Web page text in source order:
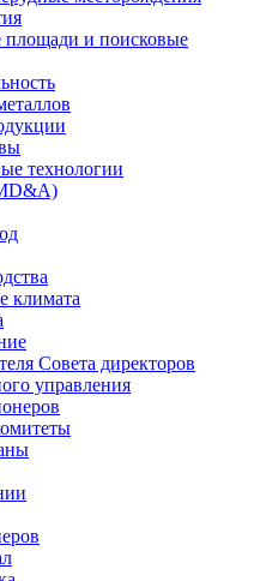
площади и поисковые
технологии
климата
Совета директоров
управления